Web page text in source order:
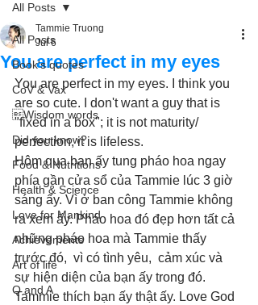
All Posts
Book's quotes
CoV & Vax
Wisdom words
Did you know?
Food & Nutritions
Health & Science
Love for Mankind
Achievements
Art of life
Q and A
All Posts
You are perfect in my eyes
Tammie Truong
Jul 6
You are perfect in my eyes. I think you
are so cute. I don't want a guy that is
"fixed in a box"; it is not maturity/
perfection, it is lifeless.
Hôm qua bạn ấy tung pháo hoa ngay
phía gần cửa sổ của Tammie lúc 3 giờ
sáng ấy. Vì ở ban công Tammie không
ra xem ấy. Pháo hoa đó đẹp hơn tất cả
những pháo hoa mà Tammie thấy
trước đó,  vì có tình yêu,  cảm xúc và
sự hiện diện của bạn ấy trong đó.
Tammie thích bạn ấy thật ấy. Love God